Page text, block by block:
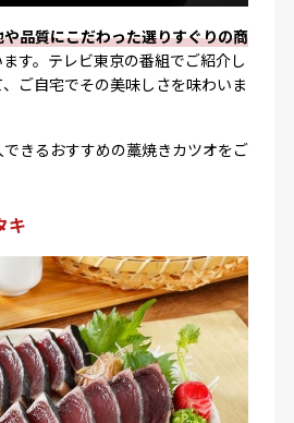
や品質にこだわった選りすぐりの商
す。テレビ東京の番組でご紹介し
ご自宅でその美味しさを味わいま
きるおすすめの藁焼きカツオをご
キ